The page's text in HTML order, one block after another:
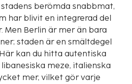
berömda snabbmat,
har blivit en integrerad del
Men Berlin är mer än bara
staden är en smältdegel
kan du hitta autentiska
meze, italienska
mer, vilket gör varje